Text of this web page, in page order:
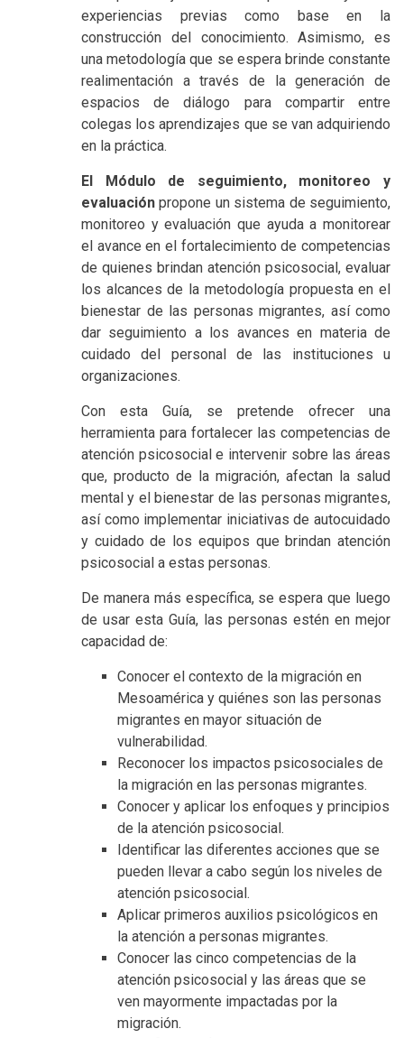
experiencias previas como base en la
construcción del conocimiento. Asimismo, es
una metodología que se espera brinde constante
realimentación a través de la generación de
espacios de diálogo para compartir entre
colegas los aprendizajes que se van adquiriendo
en la práctica.
El Módulo de seguimiento, monitoreo y
evaluación propone un sistema de seguimiento,
monitoreo y evaluación que ayuda a monitorear
el avance en el fortalecimiento de competencias
de quienes brindan atención psicosocial, evaluar
los alcances de la metodología propuesta en el
bienestar de las personas migrantes, así como
dar seguimiento a los avances en materia de
cuidado del personal de las instituciones u
organizaciones.
Con esta Guía, se pretende ofrecer una
herramienta para fortalecer las competencias de
atención psicosocial e intervenir sobre las áreas
que, producto de la migración, afectan la salud
mental y el bienestar de las personas migrantes,
así como implementar iniciativas de autocuidado
y cuidado de los equipos que brindan atención
psicosocial a estas personas.
De manera más específica, se espera que luego
de usar esta Guía, las personas estén en mejor
capacidad de:
Conocer el contexto de la migración en
Mesoamérica y quiénes son las personas
migrantes en mayor situación de
vulnerabilidad.
Reconocer los impactos psicosociales de
la migración en las personas migrantes.
Conocer y aplicar los enfoques y principios
de la atención psicosocial.
Identificar las diferentes acciones que se
pueden llevar a cabo según los niveles de
atención psicosocial.
Aplicar primeros auxilios psicológicos en
la atención a personas migrantes.
Conocer las cinco competencias de la
atención psicosocial y las áreas que se
ven mayormente impactadas por la
migración.